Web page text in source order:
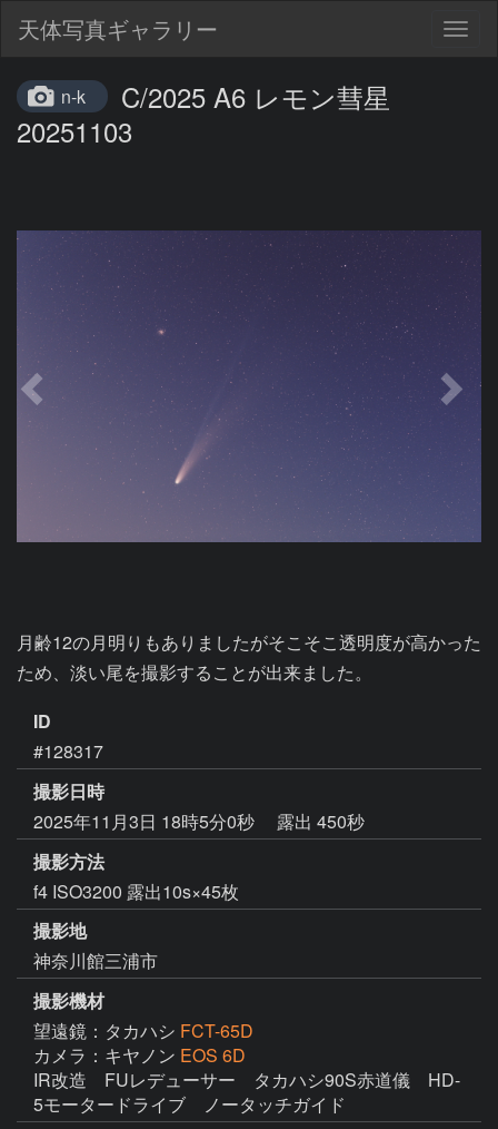
天体写真ギャラリー
n-k
C/2025 A6 レモン彗星
20251103
月齢12の月明りもありましたがそこそこ透明度が高かった
ため、淡い尾を撮影することが出来ました。
ID
#128317
撮影日時
2025年11月3日 18時5分0秒
露出 450秒
撮影方法
f4 ISO3200 露出10s×45枚
撮影地
神奈川館三浦市
撮影機材
望遠鏡：タカハシ FCT-65D
カメラ：キヤノン EOS 6D
IR改造　FUレデューサー　タカハシ90S赤道儀　HD-
5モータードライブ　ノータッチガイド